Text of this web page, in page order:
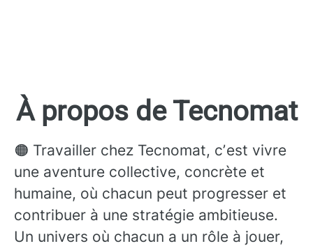
À propos de Tecnomat
🟠 Travailler chez Tecnomat, cʼest vivre
une aventure collective, concrète et
humaine, où chacun peut progresser et
contribuer à une stratégie ambitieuse.
Un univers où chacun a un rôle à jouer,